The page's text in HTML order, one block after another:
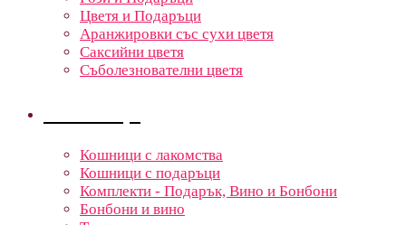
Цветя и Подаръци
Аранжировки със сухи цветя
Саксийни цветя
Съболезнователни цветя
Кошници с лакомства
Кошници с подаръци
Комплекти - Подарък, Вино и Бонбони
Бонбони и вино